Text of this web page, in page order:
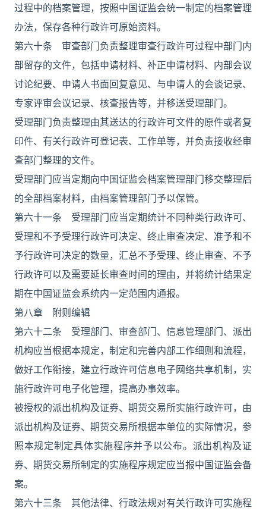
过程中的档案管理，按照中国证监会统一制定的档案管理
办法，保存各种行政许可原始资料。
第六十条 审查部门负责整理审查行政许可过程中部门内
部留存的文件，包括申请材料、补正申请材料、内部会议
讨论纪要、申请人书面回复意见、与申请人的会谈记录、
专家评审会议记录、核查报告等，并移送受理部门。
受理部门负责整理由其送达的行政许可文件的原件或者复
印件、有关行政许可登记表、工作单等，并负责接收经审
查部门整理的文件。
受理部门应当定期向中国证监会档案管理部门移交整理后
的全部档案材料，由档案管理部门予以保管。
第六十一条 受理部门应当定期统计不同种类行政许可、
受理和不予受理行政许可决定、终止审查决定、准予和不
予行政许可决定的数量，汇总不予受理、终止审查、不予
行政许可以及需要延长审查时间的理由，并将统计结果定
期在中国证监会系统内一定范围内通报。
第八章 附则编辑
第六十二条 受理部门、审查部门、信息管理部门、派出
机构应当根据本规定，制定和完善内部工作细则和流程，
做好工作衔接，建立行政许可信息电子网络共享机制，实
施行政许可电子化管理，提高办事效率。
被授权的派出机构及证券、期货交易所实施行政许可，由
派出机构及证券、期货交易所根据本单位的实际情况，参
照本规定制定具体实施程序并予以公布。派出机构及证
券、期货交易所制定的实施程序规定应当报中国证监会备
案。
第六十三条 其他法律、行政法规对有关行政许可实施程